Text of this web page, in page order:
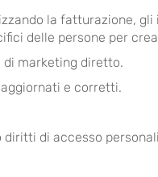
la fatturazione,
delle persone per
marketing diretto.
e corretti.
di accesso